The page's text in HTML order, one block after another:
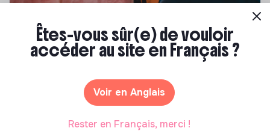
Compétences & formations
Top 8 des formations en rénovation
Êtes-vous sûr(e) de vouloir
accéder au site en Français ?
Voir en Anglais
Rester en Français, merci !